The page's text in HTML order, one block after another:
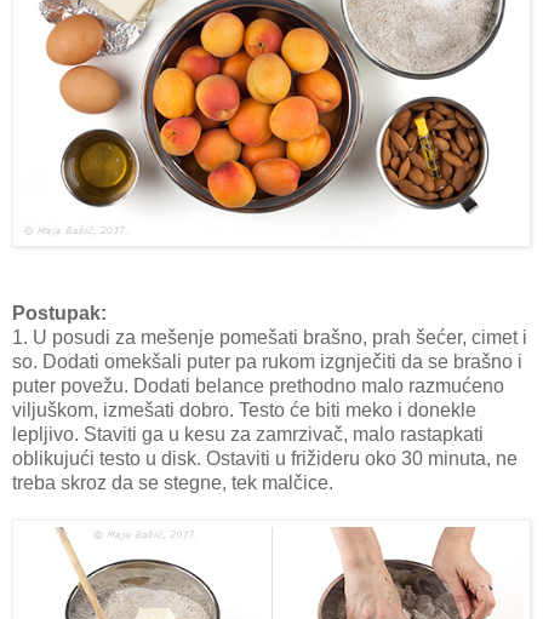
Postupak:
1. U posudi za mešenje pomešati brašno, prah šećer, cimet i
so. Dodati omekšali puter pa rukom izgnječiti da se brašno i
puter povežu. Dodati belance prethodno malo razmućeno
viljuškom, izmešati dobro. Testo će biti meko i donekle
lepljivo. Staviti ga u kesu za zamrzivač, malo rastapkati
oblikujući testo u disk. Ostaviti u frižideru oko 30 minuta, ne
treba skroz da se stegne, tek malčice.